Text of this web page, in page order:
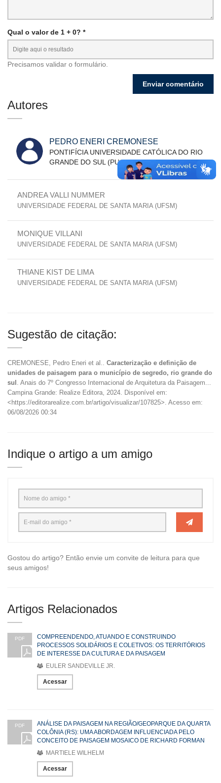
Qual o valor de 1 + 0? *
Precisamos validar o formulário.
Autores
PEDRO ENERI CREMONESE
PONTIFÍCIA UNIVERSIDADE CATÓLICA DO RIO
GRANDE DO SUL (PUCRS)
ANDREA VALLI NUMMER
UNIVERSIDADE FEDERAL DE SANTA MARIA (UFSM)
MONIQUE VILLANI
UNIVERSIDADE FEDERAL DE SANTA MARIA (UFSM)
THIANE KIST DE LIMA
UNIVERSIDADE FEDERAL DE SANTA MARIA (UFSM)
Sugestão de citação:
CREMONESE, Pedro Eneri et al.. Caracterização e definição de
unidades de paisagem para o município de segredo, rio grande do
sul . Anais do 7º Congresso Internacional de Arquitetura da Paisagem...
Campina Grande: Realize Editora, 2024. Disponível em:
<https://editorarealize.com.br/artigo/visualizar/107825>. Acesso em:
06/08/2026 00:34
Indique o artigo a um amigo
Gostou do artigo? Então envie um convite de leitura para que
seus amigos!
Artigos Relacionados
PDF
COMPREENDENDO, ATUANDO E CONSTRUINDO
PROCESSOS SOLIDÁRIOS E COLETIVOS: OS TERRITÓRIOS
DE INTERESSE DA CULTURA E DA PAISAGEM
EULER SANDEVILLE JR.
Acessar
PDF
ANÁLISE DA PAISAGEM NA REGIÃO/GEOPARQUE DA QUARTA
COLÔNIA (RS): UMA ABORDAGEM INFLUENCIADA PELO
CONCEITO DE PAISAGEM MOSAICO DE RICHARD FORMAN
MARTIELE WILHELM
Acessar